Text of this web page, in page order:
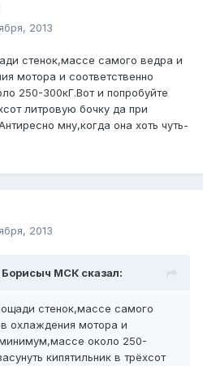
2013
стенок,массе самого ведра и
мотора и соответственно
250-300кГ.Вот и попробуйте
литровую бочку да при
мну,когда она хоть чуть-
2013
Борисыч МСК сказал:
стенок,массе самого
охлаждения мотора и
минимум,массе около 250-
кипятильник в трёхсот